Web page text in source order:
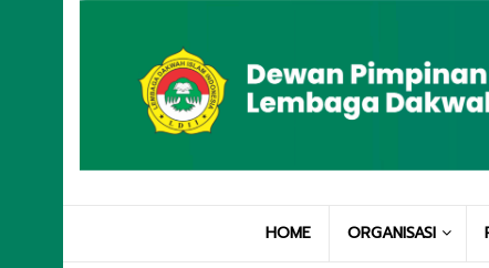
HOME ORGANISASI